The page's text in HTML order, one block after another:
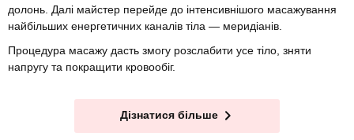
долонь. Далі майстер перейде до інтенсивнішого масажування
найбільших енергетичних каналів тіла — меридіанів.
Процедура масажу дасть змогу розслабити усе тіло, зняти
напругу та покращити кровообіг.
Дізнатися більше